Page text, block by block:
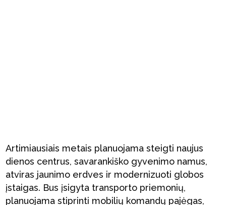
Artimiausiais metais planuojama steigti naujus
dienos centrus, savarankiško gyvenimo namus,
atviras jaunimo erdves ir modernizuoti globos
įstaigas. Bus įsigyta transporto priemonių,
planuojama stiprinti mobilių komandų pajėgas,